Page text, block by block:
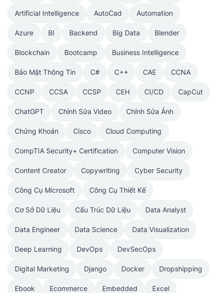
Artificial Intelligence AutoCad Automation
Azure BI Backend Big Data Blender
Blockchain Bootcamp Business Intelligence
Bảo Mật Thông Tin C# C++ CAE CCNA
CCNP CCSA CCSP CEH CI/CD CapCut
ChatGPT Chỉnh Sửa Video Chỉnh Sửa Ảnh
Chứng Khoán Cisco Cloud Computing
CompTIA Security+ Certification Computer Vision
Content Creator Copywriting Cyber Security
Công Cụ Microsoft Công Cụ Thiết Kế
Cơ Sở Dữ Liệu Cấu Trúc Dữ Liệu Data Analyst
Data Engineer Data Science Data Visualization
Deep Learning DevOps DevSecOps
Digital Marketing Django Docker Dropshipping
Ebook Ecommerce Embedded Excel